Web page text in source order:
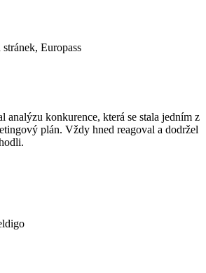
Europass
analýzu konkurence, která se stala jedním z
plán. Vždy hned reagoval a dodržel